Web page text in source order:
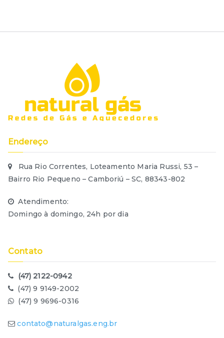
Endereço
Rua Rio Correntes, Loteamento Maria Russi, 53 –
Bairro Rio Pequeno – Camboriú – SC, 88343-802
Atendimento:
Domingo à domingo, 24h por dia
Contato
(47) 2122-0942
(47) 9 9149-2002
(47) 9 9696-0316
contato@naturalgas.eng.br